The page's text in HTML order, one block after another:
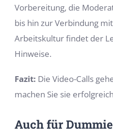
Vorbereitung, die
bis hin zur Verbindung
Arbeitskultur findet der
Hinweise.
Fazit: Die Video-Calls
machen Sie sie
Auch für